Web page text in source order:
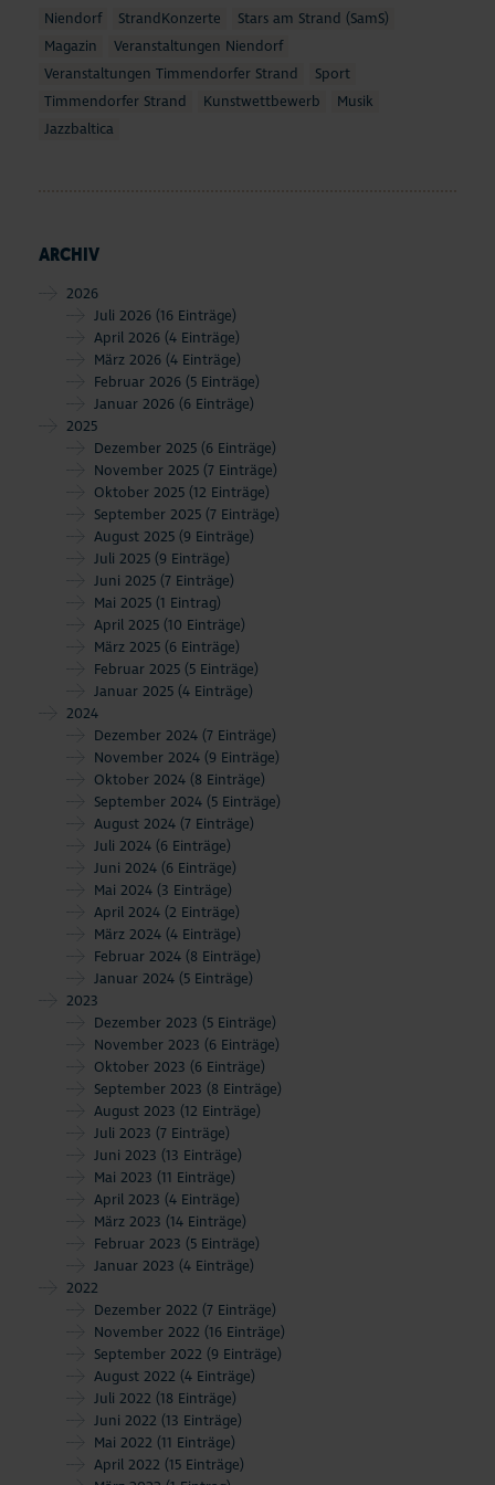
Niendorf StrandKonzerte
Stars am Strand (SamS)
Magazin
Veranstaltungen Niendorf
Veranstaltungen Timmendorfer Strand
Sport
Timmendorfer Strand
Kunstwettbewerb
Musik
Jazzbaltica
ARCHIV
2026
Juli 2026 (16 Einträge)
April 2026 (4 Einträge)
März 2026 (4 Einträge)
Februar 2026 (5 Einträge)
Januar 2026 (6 Einträge)
2025
Dezember 2025 (6 Einträge)
November 2025 (7 Einträge)
Oktober 2025 (12 Einträge)
September 2025 (7 Einträge)
August 2025 (9 Einträge)
Juli 2025 (9 Einträge)
Juni 2025 (7 Einträge)
Mai 2025 (1 Eintrag)
April 2025 (10 Einträge)
März 2025 (6 Einträge)
Februar 2025 (5 Einträge)
Januar 2025 (4 Einträge)
2024
Dezember 2024 (7 Einträge)
November 2024 (9 Einträge)
Oktober 2024 (8 Einträge)
September 2024 (5 Einträge)
August 2024 (7 Einträge)
Juli 2024 (6 Einträge)
Juni 2024 (6 Einträge)
Mai 2024 (3 Einträge)
April 2024 (2 Einträge)
März 2024 (4 Einträge)
Februar 2024 (8 Einträge)
Januar 2024 (5 Einträge)
2023
Dezember 2023 (5 Einträge)
November 2023 (6 Einträge)
Oktober 2023 (6 Einträge)
September 2023 (8 Einträge)
August 2023 (12 Einträge)
Juli 2023 (7 Einträge)
Juni 2023 (13 Einträge)
Mai 2023 (11 Einträge)
April 2023 (4 Einträge)
März 2023 (14 Einträge)
Februar 2023 (5 Einträge)
Januar 2023 (4 Einträge)
2022
Dezember 2022 (7 Einträge)
November 2022 (16 Einträge)
September 2022 (9 Einträge)
August 2022 (4 Einträge)
Juli 2022 (18 Einträge)
Juni 2022 (13 Einträge)
Mai 2022 (11 Einträge)
April 2022 (15 Einträge)